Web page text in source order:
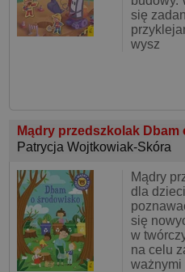
się
wysz
Mądry przedszkolak
Patrycja Wojtkowiak-Skóra
Mądry
dla
się
w
na celu
ważnymi